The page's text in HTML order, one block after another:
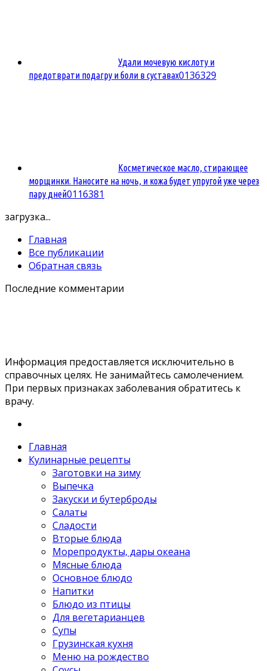
Удали мочевую кислоту и
предотврати подагру и боли в суставах0136329
Косметическое масло, стирающее
морщинки. Наносите на ночь, и кожа будет упругой уже через
пару дней0116381
загрузка...
Главная
Все публикации
Обратная связь
Последние комментарии
Информация предоставляется исключительно в
справочных целях. Не занимайтесь самолечением.
При первых признаках заболевания обратитесь к
врачу.
Главная
Кулинарные рецепты
Заготовки на зиму
Выпечка
Закуски и бутерброды
Салаты
Сладости
Вторые блюда
Морепродукты, дары океана
Мясные блюда
Основное блюдо
Напитки
Блюдо из птицы
Для вегетарианцев
Супы
Грузинская кухня
Меню на рождество